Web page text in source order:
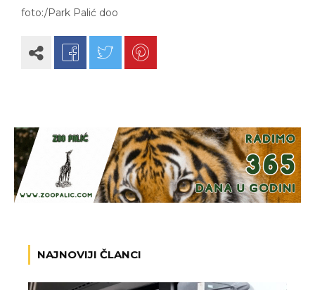
foto:/Park Palić doo
NAJNOVIJI ČLANCI